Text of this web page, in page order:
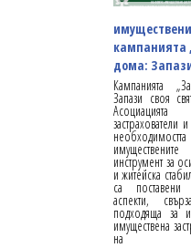
кампанията
дома:
Кампанията
Запази своя
застрахователи
инструмент за
и житейска
са поставени
аспекти,
подходяща за
имуществена
на